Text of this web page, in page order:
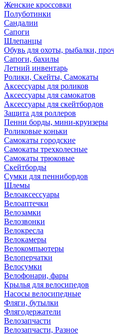
Женские кроссовки
Полуботинки
Сандалии
Сапоги
Шлепанцы
Обувь для охоты, рыбалки,
Сапоги, бахилы
Летний инвентарь
Ролики, Скейты, Самокаты
Аксессуары для роликов
Аксессуары для самокатов
Аксессуары для скейтбордов
Защита для роллеров
Пенни борды, мини-круизеры
Роликовые коньки
Самокаты городские
Самокаты трехколесные
Самокаты трюковые
Скейтборды
Сумки для пеннибордов
Шлемы
Велоаксессуары
Велоаптечки
Велозамки
Велозвонки
Велокресла
Велокамеры
Велокомпьютеры
Велоперчатки
Велосумки
Велофонари, фары
Крылья для велосипедов
Насосы велосипедные
Фляги, бутылки
Флягодержатели
Велозапчасти
Велозапчасти, Разное